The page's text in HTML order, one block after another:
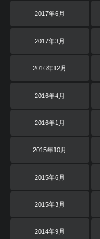
2017年6月
2017年3月
2016年12月
2016年4月
2016年1月
2015年10月
2015年6月
2015年3月
2014年9月